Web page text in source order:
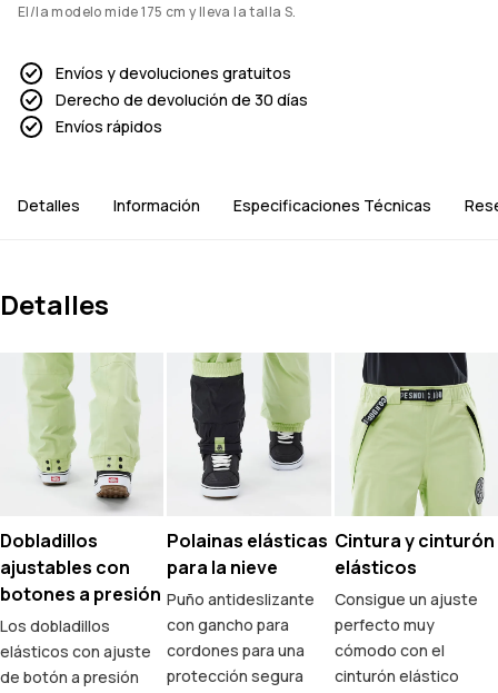
El/la modelo mide 175 cm y lleva la talla S.
Envíos y devoluciones gratuitos
Derecho de devolución de 30 días
Envíos rápidos
Detalles Información Especificaciones Técnicas
Detalles
Dobladillos
ajustables con
botones a presión
Los dobladillos
elásticos con ajuste
de botón a presión
Polainas elásticas
para la nieve
Puño antideslizante
con gancho para
cordones para una
protección segura
Cintura y cinturón
elásticos
Consigue un ajuste
perfecto muy
cómodo con el
cinturón elástico